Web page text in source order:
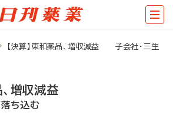
【決算】東和薬品、増収減益 子会社・三生
、増収減益
落ち込む